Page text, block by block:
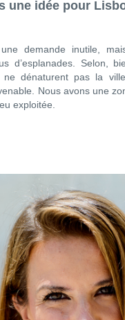
une idée pour
demande inutile,
d’esplanades. Selon,
ne dénaturent pas la
Nous avons une
exploitée.